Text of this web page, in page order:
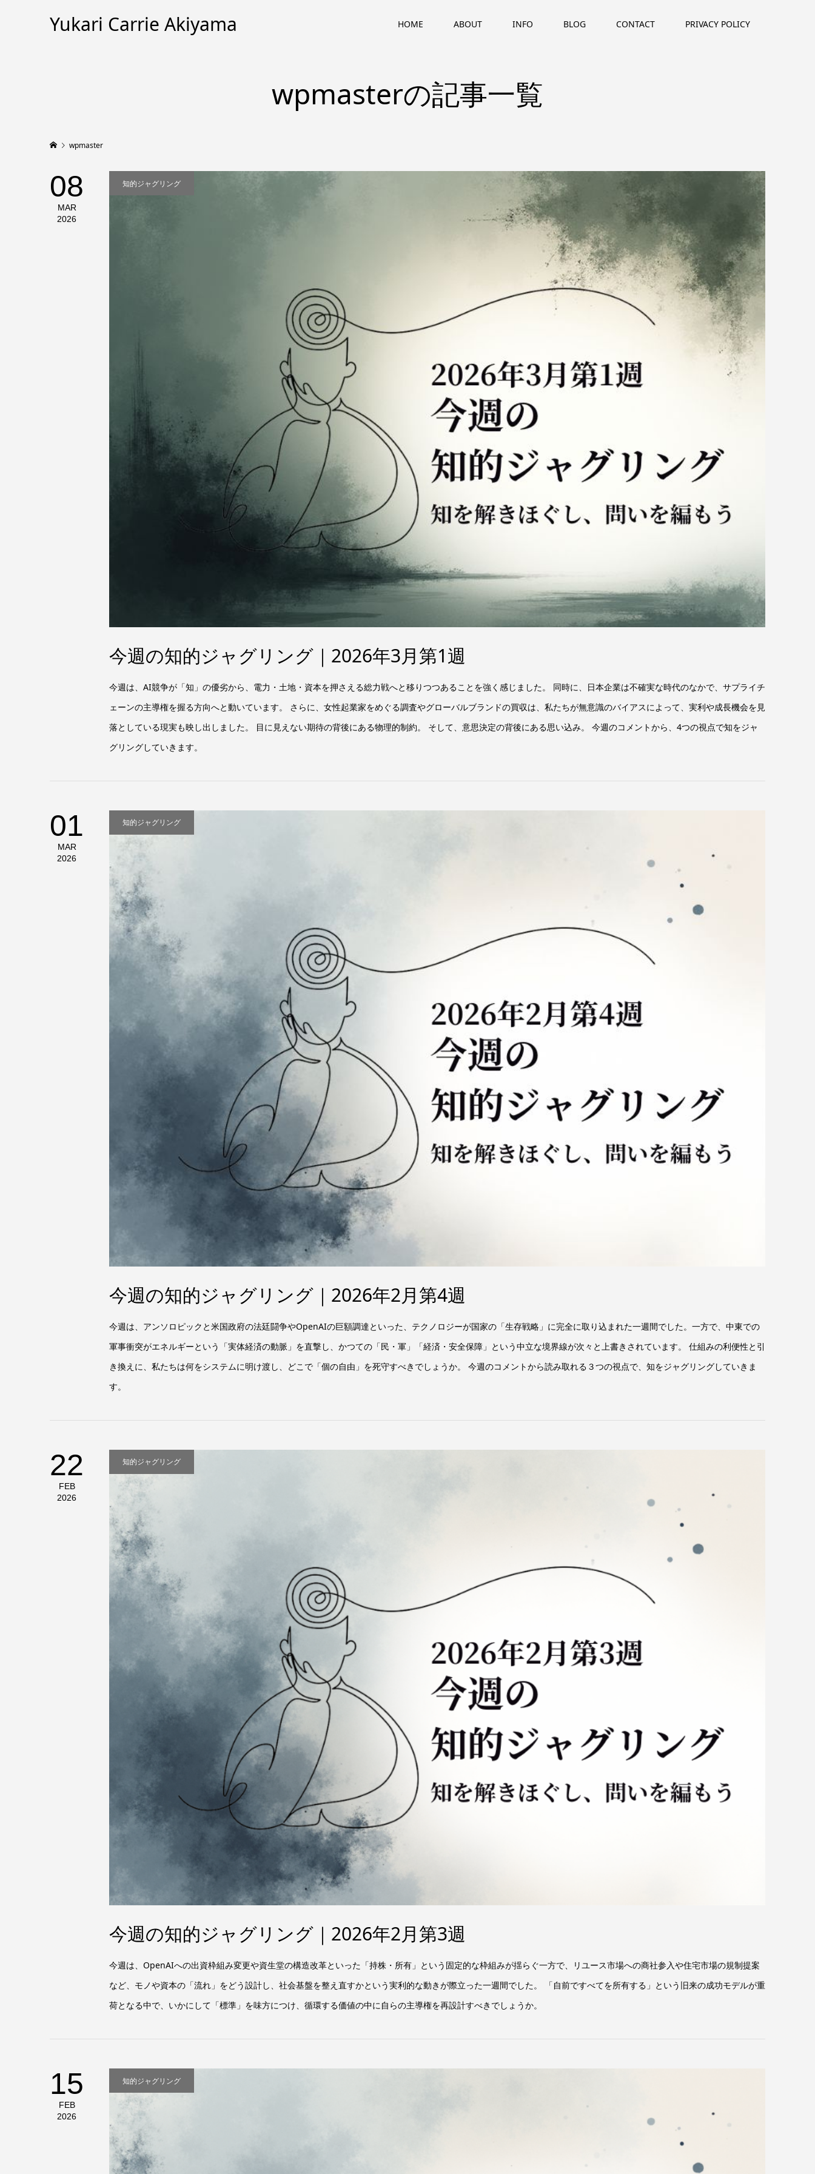
Yukari Carrie Akiyama HOME ABOUT INFO BLOG CONTACT PRIVACY POLICY
wpmasterの記事一覧
wpmaster
08
MAR
2026
知的ジャグリング
今週の知的ジャグリング｜2026年3月第1週
今週は、AI競争が「知」の優劣から、電力・土地・資本を押さえる総力戦へと移りつつあることを強く感じました。 同時に、日本企業は不確実な時代のなかで、サプライチ
ェーンの主導権を握る方向へと動いています。 さらに、女性起業家をめぐる調査やグローバルブランドの買収は、私たちが無意識のバイアスによって、実利や成長機会を見
落としている現実も映し出しました。 目に見えない期待の背後にある物理的制約。 そして、意思決定の背後にある思い込み。 今週のコメントから、4つの視点で知をジャ
グリングしていきます。
01
MAR
2026
知的ジャグリング
今週の知的ジャグリング｜2026年2月第4週
今週は、アンソロピックと米国政府の法廷闘争やOpenAIの巨額調達といった、テクノロジーが国家の「生存戦略」に完全に取り込まれた一週間でした。一方で、中東での
軍事衝突がエネルギーという「実体経済の動脈」を直撃し、かつての「民・軍」「経済・安全保障」という中立な境界線が次々と上書きされています。 仕組みの利便性と引
き換えに、私たちは何をシステムに明け渡し、どこで「個の自由」を死守すべきでしょうか。 今週のコメントから読み取れる３つの視点で、知をジャグリングしていきま
す。
22
FEB
2026
知的ジャグリング
今週の知的ジャグリング｜2026年2月第3週
今週は、OpenAIへの出資枠組み変更や資生堂の構造改革といった「持株・所有」という固定的な枠組みが揺らぐ一方で、リユース市場への商社参入や住宅市場の規制提案
など、モノや資本の「流れ」をどう設計し、社会基盤を整え直すかという実利的な動きが際立った一週間でした。 「自前ですべてを所有する」という旧来の成功モデルが重
荷となる中で、いかにして「標準」を味方につけ、循環する価値の中に自らの主導権を再設計すべきでしょうか。
15
FEB
2026
知的ジャグリング